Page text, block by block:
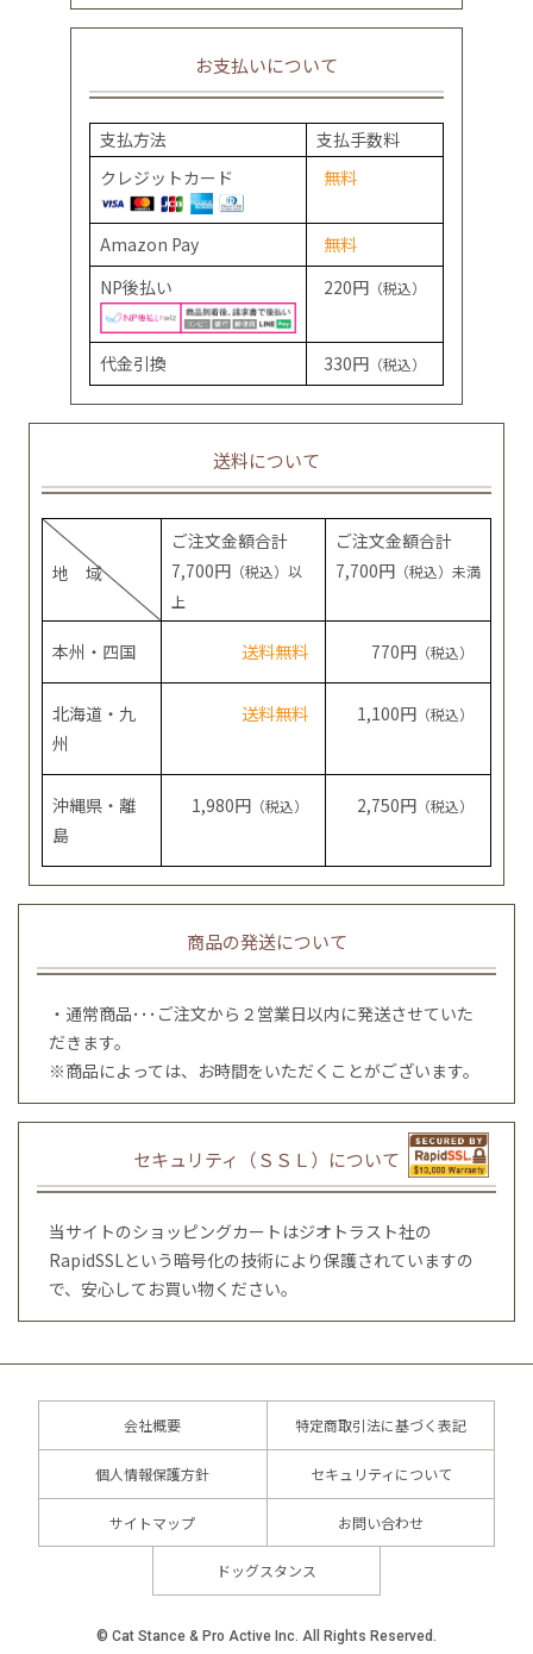
お支払いについて
支払方法
支払手数料
クレジットカード
無料
Amazon Pay
無料
NP後払い
220円 （税込）
代金引換 330円 （税込）
送料について
地 域
ご注文金額合計
7,700円 （税込）以
上
ご注文金額合計
7,700円 （税込）未満
本州・四国 送料無料 770円 （税込）
北海道・九
州
送料無料 1,100円 （税込）
沖縄県・離
島
1,980円 （税込） 2,750円 （税込）
商品の発送について
・通常商品･･･ご注文から２営業日以内に発送させていた
だきます。
※商品によっては、お時間をいただくことがございます。
セキュリティ（ＳＳＬ）について
当サイトのショッピングカートはジオトラスト社の
RapidSSLという暗号化の技術により保護されていますの
で、安心してお買い物ください。
会社概要 特定商取引法に基づく表記
個人情報保護方針 セキュリティについて
サイトマップ お問い合わせ
ドッグスタンス
© Cat Stance & Pro Active Inc. All Rights Reserved.